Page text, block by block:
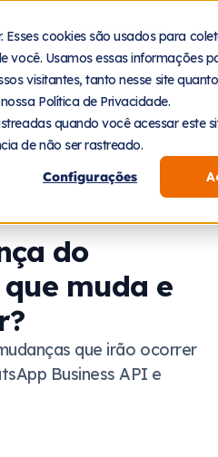
Esses cookies são usados para
você. Usamos essas informações
visitantes, tanto nesse site
Política de Privacidade.
quando você acessar este
de não ser rastreado.
Configurações
Plataforma
do
muda e
que irão ocorrer
Business API e